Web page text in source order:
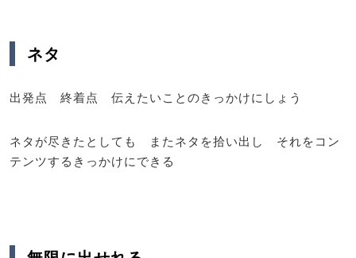
ネタ
出発点 終着点 伝えたいことのきっかけにしょう
ネタが尽きたとしても またネタを拾い出し それをコン
テンツするきっかけにできる